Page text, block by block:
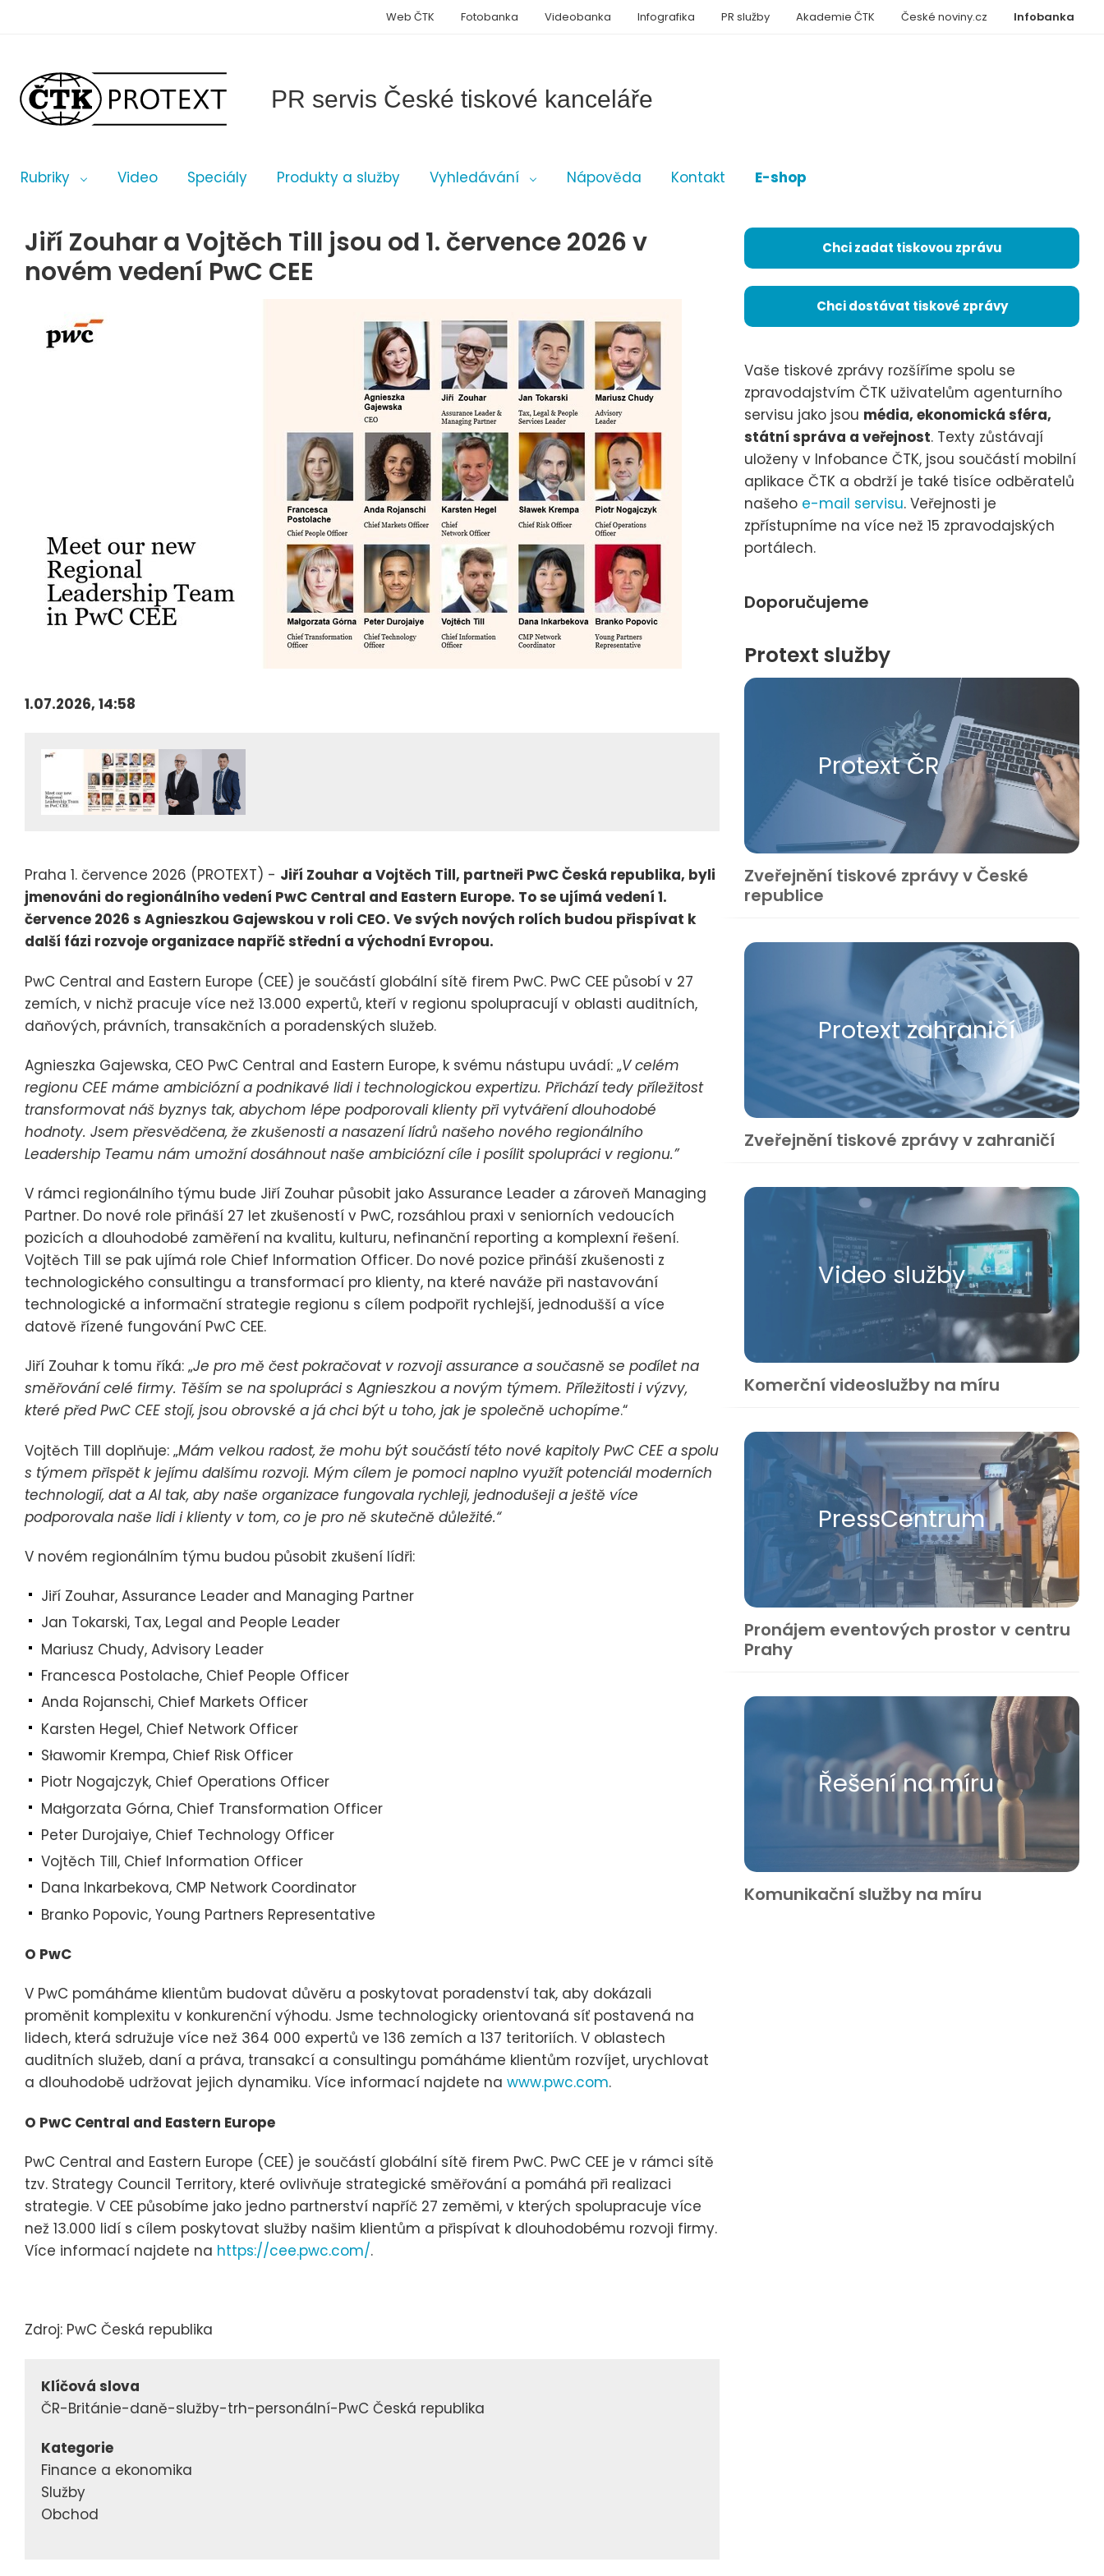
PR servis České tiskové kanceláře
Rubriky Video Speciály Produkty a služby Vyhledávání Nápověda Kontakt E-shop
Infobanka
Web ČTK Fotobanka Videobanka Infografika PR služby Akademie ČTK České noviny.cz
Jiří Zouhar a Vojtěch Till jsou od 1. července 2026 v
novém vedení PwC CEE
1.07.2026, 14:58
Praha 1. července 2026 (PROTEXT) - Jiří Zouhar a Vojtěch Till, partneři PwC Česká republika, byli
jmenováni do regionálního vedení PwC Central and Eastern Europe. To se ujímá vedení 1.
července 2026 s Agnieszkou Gajewskou v roli CEO. Ve svých nových rolích budou přispívat k
další fázi rozvoje organizace napříč střední a východní Evropou.
PwC Central and Eastern Europe (CEE) je součástí globální sítě firem PwC. PwC CEE působí v 27
zemích, v nichž pracuje více než 13.000 expertů, kteří v regionu spolupracují v oblasti auditních,
daňových, právních, transakčních a poradenských služeb.
Agnieszka Gajewska, CEO PwC Central and Eastern Europe, k svému nástupu uvádí: „V celém
regionu CEE máme ambiciózní a podnikavé lidi i technologickou expertizu. Přichází tedy příležitost
transformovat náš byznys tak, abychom lépe podporovali klienty při vytváření dlouhodobé
hodnoty. Jsem přesvědčena, že zkušenosti a nasazení lídrů našeho nového regionálního
Leadership Teamu nám umožní dosáhnout naše ambiciózní cíle i posílit spolupráci v regionu.”
V rámci regionálního týmu bude Jiří Zouhar působit jako Assurance Leader a zároveň Managing
Partner. Do nové role přináší 27 let zkušeností v PwC, rozsáhlou praxi v seniorních vedoucích
pozicích a dlouhodobé zaměření na kvalitu, kulturu, nefinanční reporting a komplexní řešení.
Vojtěch Till se pak ujímá role Chief Information Officer. Do nové pozice přináší zkušenosti z
technologického consultingu a transformací pro klienty, na které naváže při nastavování
technologické a informační strategie regionu s cílem podpořit rychlejší, jednodušší a více
datově řízené fungování PwC CEE.
Jiří Zouhar k tomu říká: „Je pro mě čest pokračovat v rozvoji assurance a současně se podílet na
směřování celé firmy. Těším se na spolupráci s Agnieszkou a novým týmem. Příležitosti i výzvy,
které před PwC CEE stojí, jsou obrovské a já chci být u toho, jak je společně uchopíme.“
Vojtěch Till doplňuje: „Mám velkou radost, že mohu být součástí této nové kapitoly PwC CEE a spolu
s týmem přispět k jejímu dalšímu rozvoji. Mým cílem je pomoci naplno využít potenciál moderních
technologií, dat a AI tak, aby naše organizace fungovala rychleji, jednodušeji a ještě více
podporovala naše lidi i klienty v tom, co je pro ně skutečně důležité.“
V novém regionálním týmu budou působit zkušení lídři:
Jiří Zouhar, Assurance Leader and Managing Partner
Jan Tokarski, Tax, Legal and People Leader
Mariusz Chudy, Advisory Leader
Francesca Postolache, Chief People Officer
Anda Rojanschi, Chief Markets Officer
Karsten Hegel, Chief Network Officer
Sławomir Krempa, Chief Risk Officer
Piotr Nogajczyk, Chief Operations Officer
Małgorzata Górna, Chief Transformation Officer
Peter Durojaiye, Chief Technology Officer
Vojtěch Till, Chief Information Officer
Dana Inkarbekova, CMP Network Coordinator
Branko Popovic, Young Partners Representative
O PwC
V PwC pomáháme klientům budovat důvěru a poskytovat poradenství tak, aby dokázali
proměnit komplexitu v konkurenční výhodu. Jsme technologicky orientovaná síť postavená na
lidech, která sdružuje více než 364 000 expertů ve 136 zemích a 137 teritoriích. V oblastech
auditních služeb, daní a práva, transakcí a consultingu pomáháme klientům rozvíjet, urychlovat
a dlouhodobě udržovat jejich dynamiku. Více informací najdete na www.pwc.com.
O PwC Central and Eastern Europe
PwC Central and Eastern Europe (CEE) je součástí globální sítě firem PwC. PwC CEE je v rámci sítě
tzv. Strategy Council Territory, které ovlivňuje strategické směřování a pomáhá při realizaci
strategie. V CEE působíme jako jedno partnerství napříč 27 zeměmi, v kterých spolupracuje více
než 13.000 lidí s cílem poskytovat služby našim klientům a přispívat k dlouhodobému rozvoji firmy.
Více informací najdete na https://cee.pwc.com/.
Zdroj: PwC Česká republika
Klíčová slova
ČR-Británie-daně-služby-trh-personální-PwC Česká republika
Kategorie
Finance a ekonomika
Služby
Obchod
Chci zadat tiskovou zprávu
Chci dostávat tiskové zprávy
Vaše tiskové zprávy rozšíříme spolu se
zpravodajstvím ČTK uživatelům agenturního
servisu jako jsou média, ekonomická sféra,
státní správa a veřejnost. Texty zůstávají
uloženy v Infobance ČTK, jsou součástí mobilní
aplikace ČTK a obdrží je také tisíce odběratelů
našeho e-mail servisu. Veřejnosti je
zpřístupníme na více než 15 zpravodajských
portálech.
Doporučujeme
Protext služby
Protext ČR
Zveřejnění tiskové zprávy v České
republice
Protext zahraničí
Zveřejnění tiskové zprávy v zahraničí
Video služby
Komerční videoslužby na míru
Press​Centrum
Pronájem eventových prostor v centru
Prahy
Řešení na míru
Komunikační služby na míru